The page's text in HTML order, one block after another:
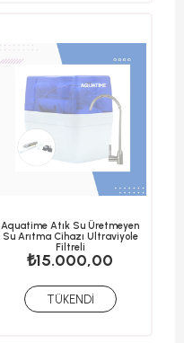
Aquatime Atık Su Üretmeyen
Su Arıtma Cihazı Ultraviyole
Filtreli
₺15.000,00
TÜKENDI